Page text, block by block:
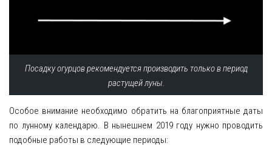
Посадку огурцов рекомендуется производить только в период
растущей луны.
Особое внимание необходимо обратить на благоприятные даты
по лунному календарю. В нынешнем 2019 году нужно проводить
подобные работы в следующие периоды: